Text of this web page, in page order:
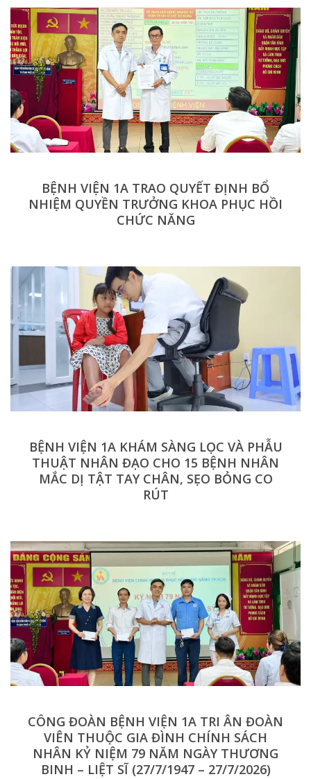
BỆNH VIỆN 1A TRAO QUYẾT ĐỊNH BỔ
NHIỆM QUYỀN TRƯỞNG KHOA PHỤC HỒI
CHỨC NĂNG
BỆNH VIỆN 1A KHÁM SÀNG LỌC VÀ PHẪU
THUẬT NHÂN ĐẠO CHO 15 BỆNH NHÂN
MẮC DỊ TẬT TAY CHÂN, SẸO BỎNG CO
RÚT
CÔNG ĐOÀN BỆNH VIỆN 1A TRI ÂN ĐOÀN
VIÊN THUỘC GIA ĐÌNH CHÍNH SÁCH
NHÂN KỶ NIỆM 79 NĂM NGÀY THƯƠNG
BINH – LIỆT SĨ (27/7/1947 – 27/7/2026)